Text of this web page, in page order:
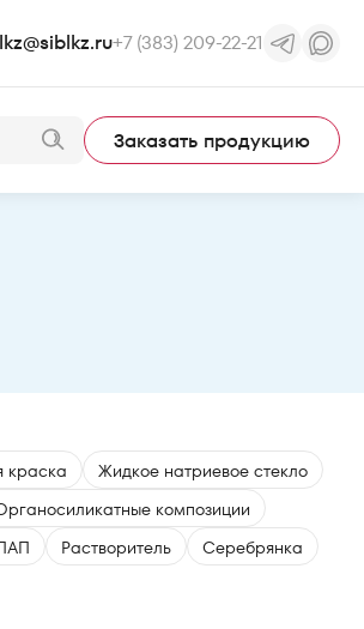
+7 (383) 209-22-21
Заказать продукцию
краска
Жидкое натриевое стекло
композиции
Растворитель
Серебрянка